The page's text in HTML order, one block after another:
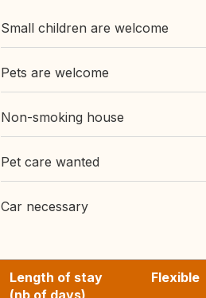
Small children are welcome
Pets are welcome
Non-smoking house
Pet care wanted
Car necessary
Length of stay
(nb of days)
Flexible